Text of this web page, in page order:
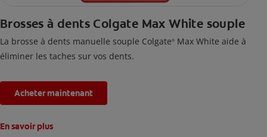
Brosses à dents Colgate Max White souple
La brosse à dents manuelle souple Colgate® Max White aide à
éliminer les taches sur vos dents.
Acheter maintenant
En savoir plus